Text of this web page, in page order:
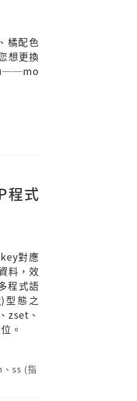
橘配色
想更換
程式
對應
料，效
程式語
型態之
zset、
。
、 ss (指